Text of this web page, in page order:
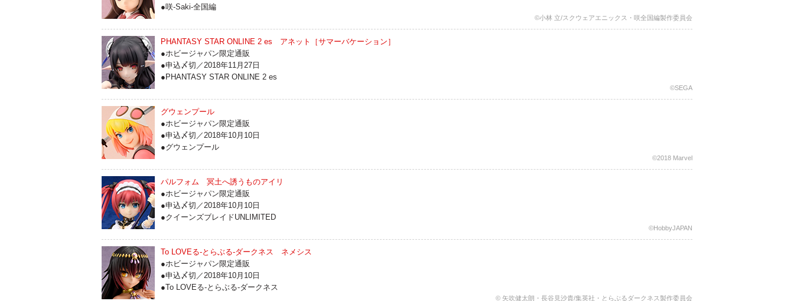
●咲-Saki-全国編
©小林 立/スクウェアエニックス・咲全国編製作委員会
PHANTASY STAR ONLINE 2 es アネット［サマーバケーション］
●ホビージャパン限定通販
●申込〆切／2018年11月27日
●PHANTASY STAR ONLINE 2 es
©SEGA
グウェンプール
●ホビージャパン限定通販
●申込〆切／2018年10月10日
●グウェンプール
©2018 Marvel
パルフォム 冥土へ誘うものアイリ
●ホビージャパン限定通販
●申込〆切／2018年10月10日
●クイーンズブレイドUNLIMITED
©HobbyJAPAN
To LOVEる-とらぶる-ダークネス ネメシス
●ホビージャパン限定通販
●申込〆切／2018年10月10日
●To LOVEる-とらぶる-ダークネス
© 矢吹健太朗・長谷見沙貴/集英社・とらぶるダークネス製作委員会